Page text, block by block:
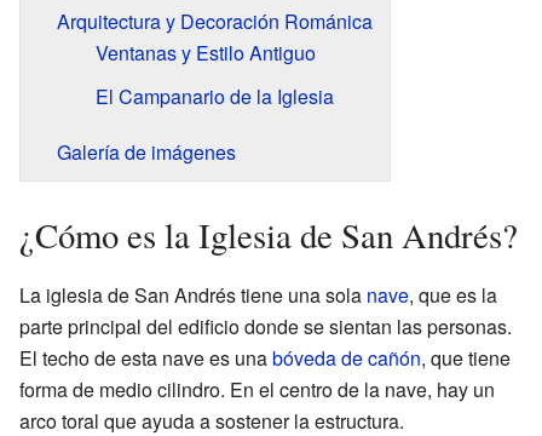
Arquitectura y Decoración Románica
Ventanas y Estilo Antiguo
El Campanario de la Iglesia
Galería de imágenes
¿Cómo es la Iglesia de San Andrés?
La iglesia de San Andrés tiene una sola nave, que es la
parte principal del edificio donde se sientan las personas.
El techo de esta nave es unabóveda de cañón, que tiene
forma de medio cilindro. En el centro de la nave, hay un
arco toral que ayuda a sostener la estructura.